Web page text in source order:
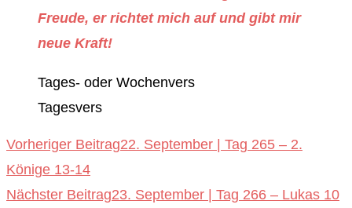
Freude, er richtet mich auf und gibt mir
neue Kraft!
Tages- oder Wochenvers
Tagesvers
Weitere
Artikel
Vorheriger Beitrag22. September | Tag 265 – 2.
Könige 13-14
Nächster Beitrag23. September | Tag 266 – Lukas 10